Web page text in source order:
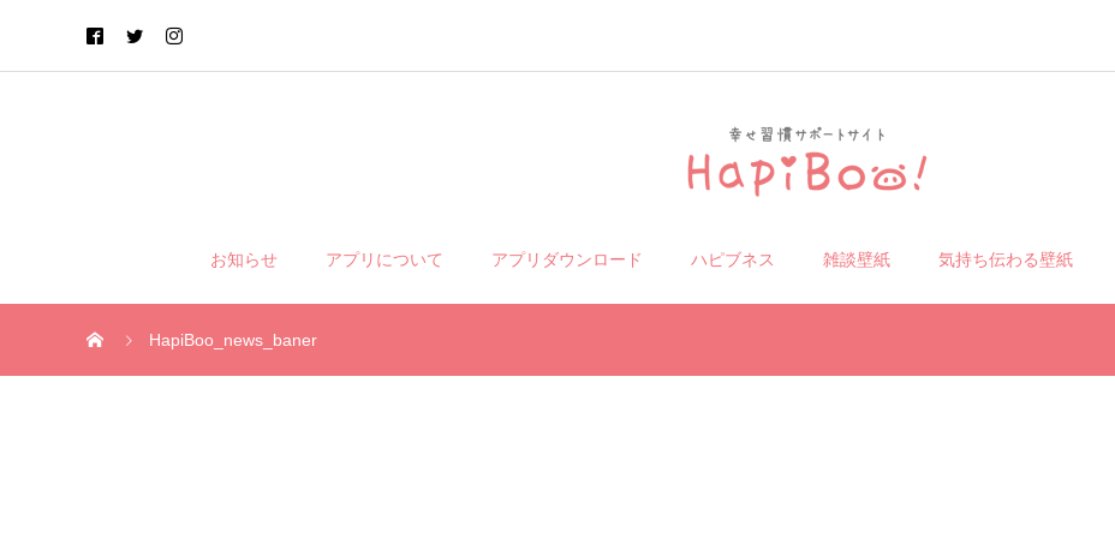
お知らせ アプリについて アプリダウンロード ハピブネス 雑談壁紙 気持ち伝わる壁紙
HapiBoo_news_baner